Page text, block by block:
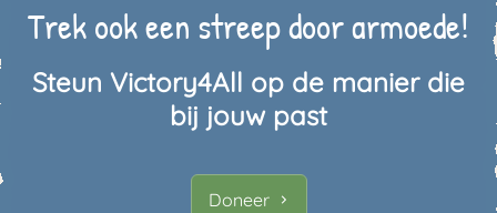
Trek ook een streep door armoede!
Steun Victory4All op de manier die
bij jouw past
Doneer